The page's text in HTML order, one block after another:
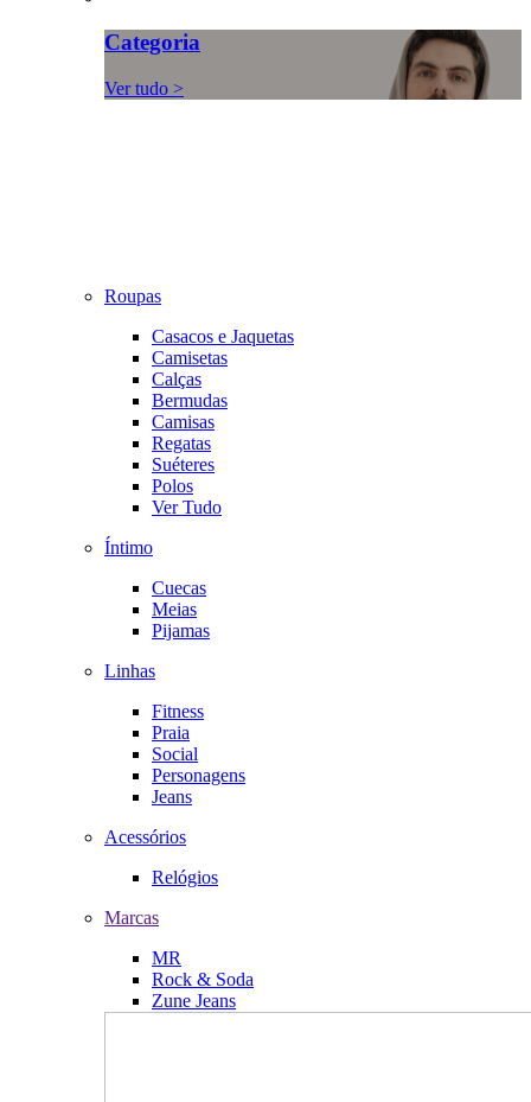
Categoria
Ver tudo >
Roupas
Casacos e Jaquetas
Camisetas
Calças
Bermudas
Camisas
Regatas
Suéteres
Polos
Ver Tudo
Íntimo
Cuecas
Meias
Pijamas
Linhas
Fitness
Praia
Social
Personagens
Jeans
Acessórios
Relógios
Marcas
MR
Rock & Soda
Zune Jeans